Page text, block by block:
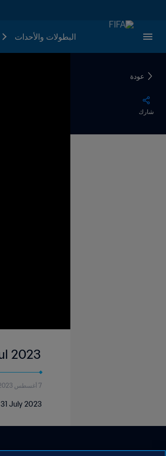
البطولات والأحدات
عودة
شارك
2023
7 أغسطس 2023
July 2023